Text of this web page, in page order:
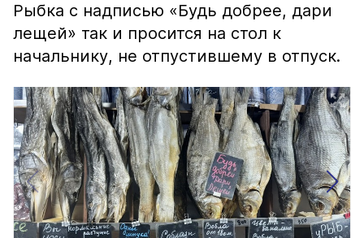
Рыбка с надписью «Будь добрее, дари
лещей» так и просится на стол к
начальнику, не отпустившему в отпуск.